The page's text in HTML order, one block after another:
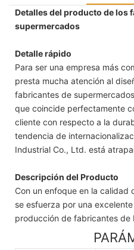
Detalles del producto de los
supermercados
Detalle rápido
Para ser una empresa más
presta mucha atención al
fabricantes de
que coincide perfectamente
cliente con respecto a la
tendencia de
Industrial Co., Ltd. está
Descripción del Producto
Con un enfoque en la calidad
se esfuerza por una
producción de fabricantes de